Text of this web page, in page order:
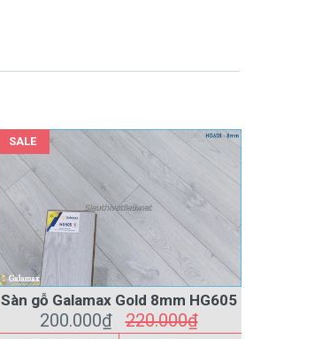
SALE
Sàn gỗ Galamax Gold 8mm HG605
200.000₫220.000₫